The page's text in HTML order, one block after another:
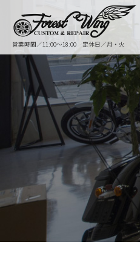
営業時間／11:00〜18:00 定休日／月・火